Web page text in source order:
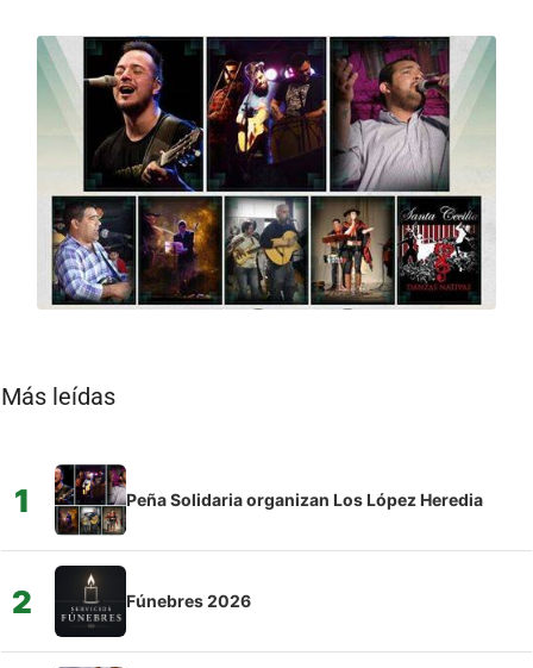
Más leídas
1 Peña Solidaria organizan Los López Heredia
2 Fúnebres 2026